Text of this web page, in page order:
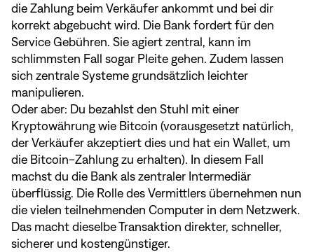
die Zahlung beim Verkäufer ankommt und bei dir
korrekt abgebucht wird. Die Bank fordert für den
Service Gebühren. Sie agiert zentral, kann im
schlimmsten Fall sogar Pleite gehen. Zudem lassen
sich zentrale Systeme grundsätzlich leichter
manipulieren.
Oder aber: Du bezahlst den Stuhl mit einer
Kryptowährung wie Bitcoin (vorausgesetzt natürlich,
der Verkäufer akzeptiert dies und hat ein Wallet, um
die Bitcoin-Zahlung zu erhalten). In diesem Fall
machst du die Bank als zentraler Intermediär
überflüssig. Die Rolle des Vermittlers übernehmen nun
die vielen teilnehmenden Computer in dem Netzwerk.
Das macht dieselbe Transaktion direkter, schneller,
sicherer und kostengünstiger.